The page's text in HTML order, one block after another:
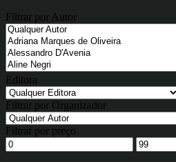
Filtrar por Autor
Editora
Filtrar por Organizador
Filtrar por preço